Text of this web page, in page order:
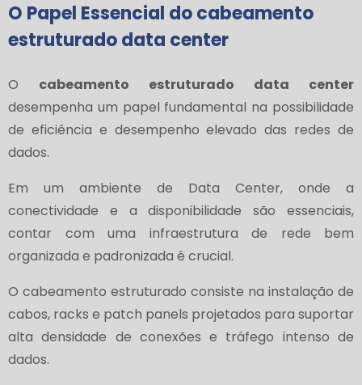
O Papel Essencial docabeamento
estruturado data center
O cabeamento estruturado data center
desempenha um papel fundamental na possibilidade
de eficiência e desempenho elevado das redes de
dados.
Em um ambiente de Data Center, onde a
conectividade e a disponibilidade são essenciais,
contar com uma infraestrutura de rede bem
organizada e padronizada é crucial.
O cabeamento estruturado consiste na instalação de
cabos, racks e patch panels projetados para suportar
alta densidade de conexões e tráfego intenso de
dados.